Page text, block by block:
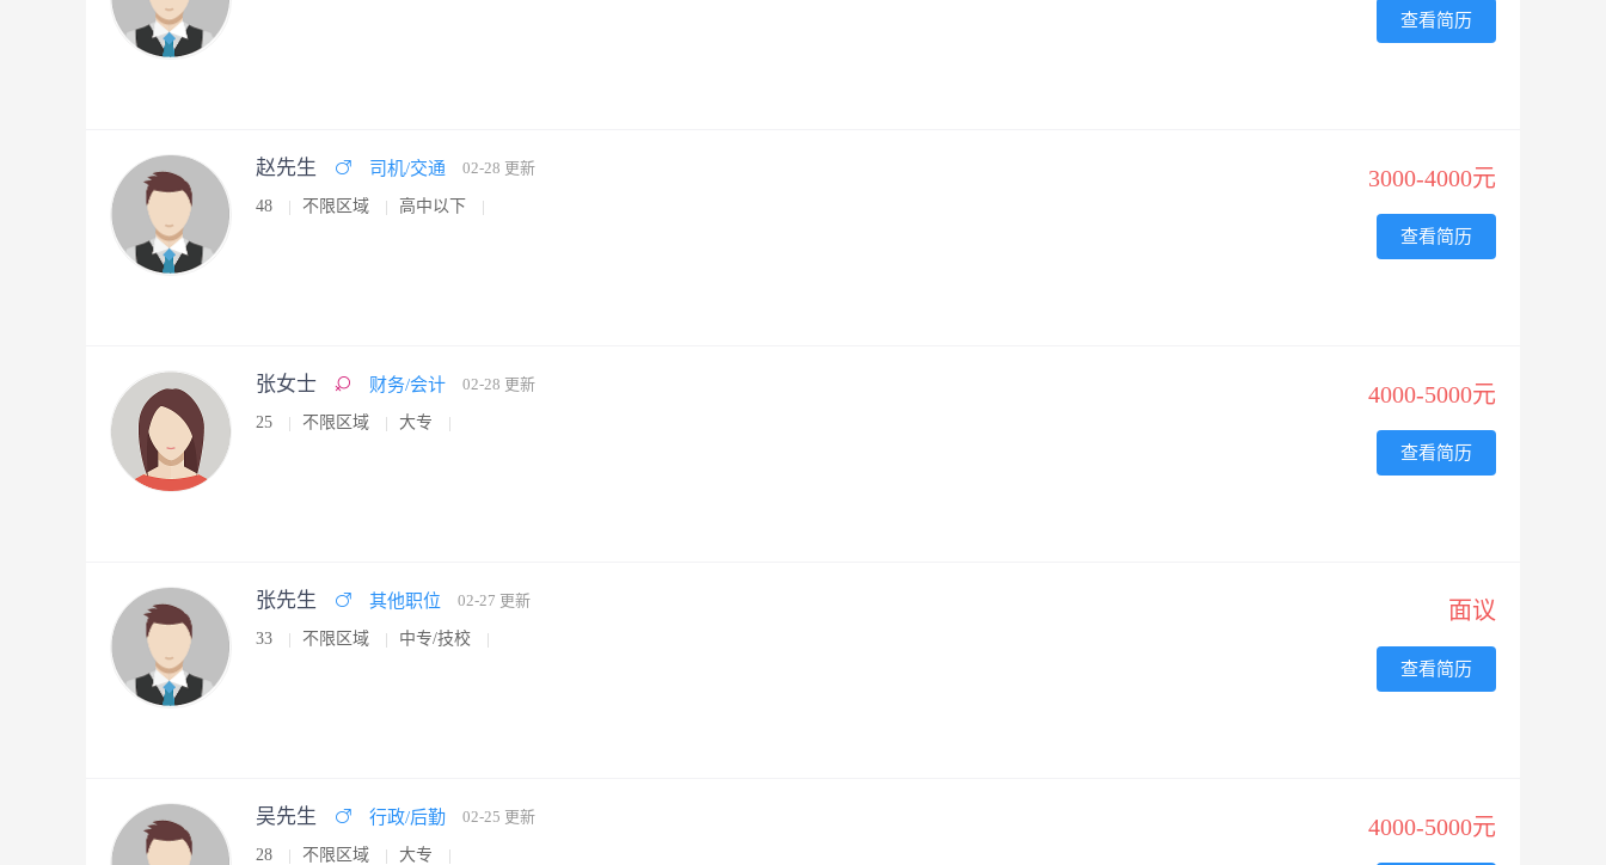
查看简历
赵先生 司机/交通 02-28 更新
48 不限区域 高中以下
3000-4000元
查看简历
张女士 财务/会计 02-28 更新
25 不限区域 大专
4000-5000元
查看简历
张先生 其他职位 02-27 更新
33 不限区域 中专/技校
面议
查看简历
吴先生 行政/后勤 02-25 更新
28 不限区域 大专
4000-5000元